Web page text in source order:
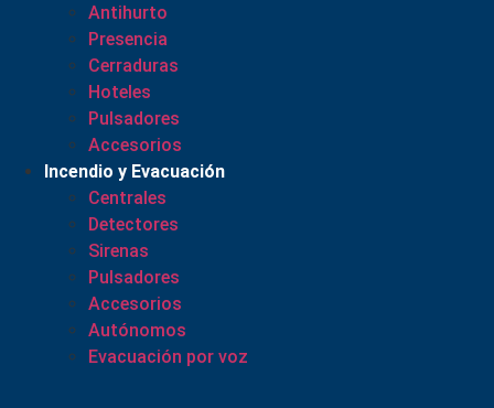
Antihurto
Presencia
Cerraduras
Hoteles
Pulsadores
Accesorios
Incendio y Evacuación
Centrales
Detectores
Sirenas
Pulsadores
Accesorios
Autónomos
Evacuación por voz